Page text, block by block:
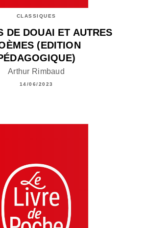
CLASSIQUES
DE DOUAI ET AUTRES
(EDITION
Arthur Rimbaud
14/06/2023